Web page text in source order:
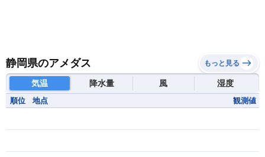
静岡県のアメダス もっと見る
気温 降水量 風 湿度
順位 地点 観測値